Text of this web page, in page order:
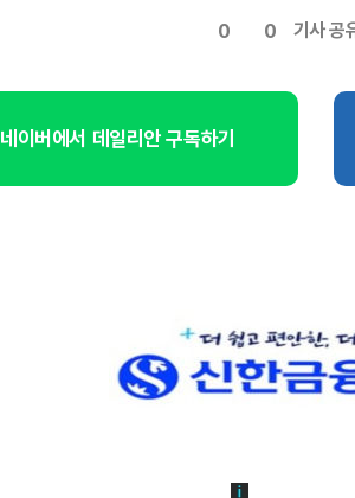
0 0 기사 공
네이버에서 데일리안 구독하기